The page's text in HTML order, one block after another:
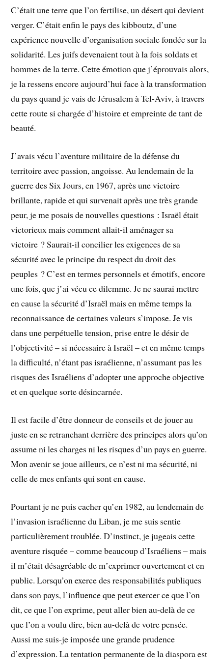
C’était une terre que l’on fertilise, un désert qui devient
verger. C’était enfin le pays des kibboutz, d’une
expérience nouvelle d’organisation sociale fondée sur la
solidarité. Les juifs devenaient tout à la fois soldats et
hommes de la terre. Cette émotion que j’éprouvais alors,
je la ressens encore aujourd’hui face à la transformation
du pays quand je vais de Jérusalem à Tel-Aviv, à travers
cette route si chargée d’histoire et empreinte de tant de
beauté.
J’avais vécu l’aventure militaire de la défense du
territoire avec passion, angoisse. Au lendemain de la
guerre des Six Jours, en 1967, après une victoire
brillante, rapide et qui survenait après une très grande
peur, je me posais de nouvelles questions : Israël était
victorieux mais comment allait-il aménager sa
victoire ? Saurait-il concilier les exigences de sa
sécurité avec le principe du respect du droit des
peuples ? C’est en termes personnels et émotifs, encore
une fois, que j’ai vécu ce dilemme. Je ne saurai mettre
en cause la sécurité d’Israël mais en même temps la
reconnaissance de certaines valeurs s’impose. Je vis
dans une perpétuelle tension, prise entre le désir de
l’objectivité – si nécessaire à Israël – et en même temps
la difficulté, n’étant pas israélienne, n’assumant pas les
risques des Israéliens d’adopter une approche objective
et en quelque sorte désincarnée.
Il est facile d’être donneur de conseils et de jouer au
juste en se retranchant derrière des principes alors qu’on
assume ni les charges ni les risques d’un pays en guerre.
Mon avenir se joue ailleurs, ce n’est ni ma sécurité, ni
celle de mes enfants qui sont en cause.
Pourtant je ne puis cacher qu’en 1982, au lendemain de
l’invasion israélienne du Liban, je me suis sentie
particulièrement troublée. D’instinct, je jugeais cette
aventure risquée – comme beaucoup d’Israéliens – mais
il m’était désagréable de m’exprimer ouvertement et en
public. Lorsqu’on exerce des responsabilités publiques
dans son pays, l’influence que peut exercer ce que l’on
dit, ce que l’on exprime, peut aller bien au-delà de ce
que l’on a voulu dire, bien au-delà de votre pensée.
Aussi me suis-je imposée une grande prudence
d’expression. La tentation permanente de la diaspora est